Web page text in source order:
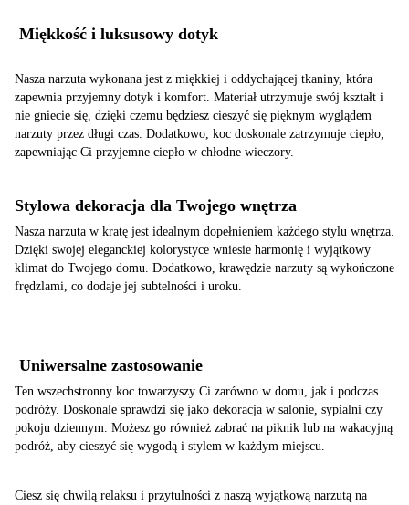
Miękkość i luksusowy dotyk
Nasza narzuta wykonana jest z miękkiej i oddychającej tkaniny, która
zapewnia przyjemny dotyk i komfort. Materiał utrzymuje swój kształt i
nie gniecie się, dzięki czemu będziesz cieszyć się pięknym wyglądem
narzuty przez długi czas. Dodatkowo, koc doskonale zatrzymuje ciepło,
zapewniając Ci przyjemne ciepło w chłodne wieczory.
Stylowa dekoracja dla Twojego wnętrza
Nasza narzuta w kratę jest idealnym dopełnieniem każdego stylu wnętrza.
Dzięki swojej eleganckiej kolorystyce wniesie harmonię i wyjątkowy
klimat do Twojego domu. Dodatkowo, krawędzie narzuty są wykończone
frędzlami, co dodaje jej subtelności i uroku.
Uniwersalne zastosowanie
Ten wszechstronny koc towarzyszy Ci zarówno w domu, jak i podczas
podróży. Doskonale sprawdzi się jako dekoracja w salonie, sypialni czy
pokoju dziennym. Możesz go również zabrać na piknik lub na wakacyjną
podróż, aby cieszyć się wygodą i stylem w każdym miejscu.
Ciesz się chwilą relaksu i przytulności z naszą wyjątkową narzutą na